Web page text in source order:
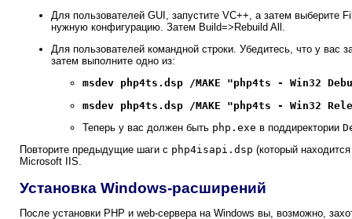
Для пользователей GUI, запустите VC++, а затем
нужную конфигурацию. Затем Build=>Rebuild All.
Для пользователей командной строки. Убедитесь, что у вас
затем выполните одно из:
msdev php4ts.dsp /MAKE "php4ts - Win32
msdev php4ts.dsp /MAKE "php4ts - Win32
Теперь у вас должен быть php.exe в поддиректории
Повторите предыдущие шаги с php4isapi.dsp (который
Microsoft IIS.
Установка Windows-расширений
После установки PHP и web-сервера на Windows вы, возможно,